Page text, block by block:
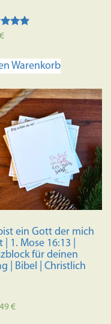
mit
€
Warenkorb
ein Gott der mich
| 1. Mose 16:13 |
für deinen
| Bibel | Christlich
€